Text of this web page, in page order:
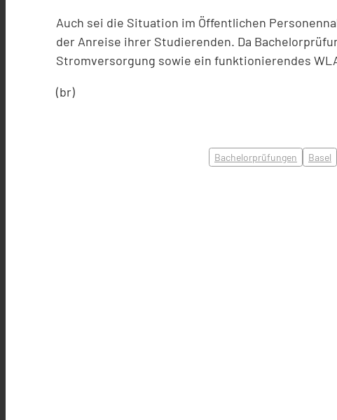
Auch sei die Situation im Öffentlichen
der Anreise ihrer Studierenden. Da
Stromversorgung sowie ein funktionierendes
(br)
Bachelorprüfungen Basel